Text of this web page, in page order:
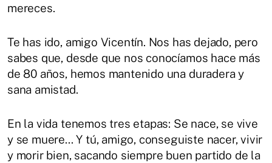
mereces.
Te has ido, amigo Vicentín. Nos has dejado, pero
sabes que, desde que nos conocíamos hace más
de 80 años, hemos mantenido una duradera y
sana amistad.
En la vida tenemos tres etapas: Se nace, se vive
y se muere... Y tú, amigo, conseguiste nacer, vivir
y morir bien, sacando siempre buen partido de la